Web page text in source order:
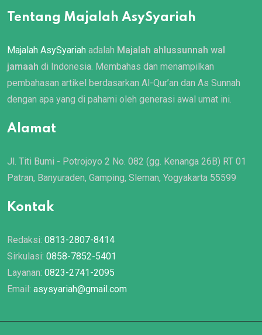
Tentang Majalah AsySyariah
Majalah AsySyariah adalah Majalah ahlussunnah wal
jamaah di Indonesia. Membahas dan menampilkan
pembahasan artikel berdasarkan Al-Qur’an dan As Sunnah
dengan apa yang di pahami oleh generasi awal umat ini.
Alamat
Jl. Titi Bumi - Potrojoyo 2 No. 082 (gg. Kenanga 26B) RT 01
Patran, Banyuraden, Gamping, Sleman, Yogyakarta 55599
Kontak
Redaksi: 0813-2807-8414
Sirkulasi: 0858-7852-5401
Layanan: 0823-2741-2095
Email: asysyariah@gmail.com